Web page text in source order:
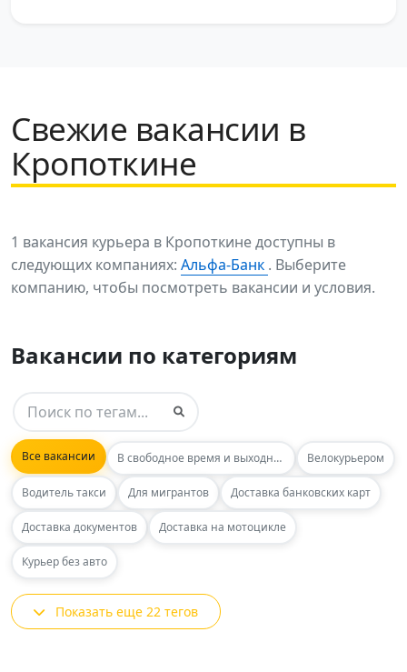
Свежие вакансии в
Кропоткине
1 вакансия курьера в Кропоткине доступны в
следующих компаниях: Альфа-Банк . Выберите
компанию, чтобы посмотреть вакансии и условия.
Вакансии по категориям
Все вакансии В свободное время и выходные Велокурьером
Водитель такси Для мигрантов Доставка банковских карт
Доставка документов Доставка на мотоцикле
Курьер без авто
Показать еще 22 тегов